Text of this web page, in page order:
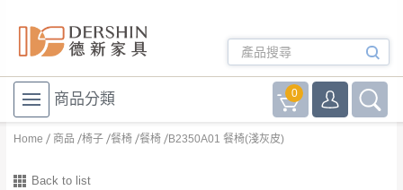
商品分類 0
Home 商品 椅子 餐椅 餐椅 B2350A01 餐椅(淺灰皮)
Back to list